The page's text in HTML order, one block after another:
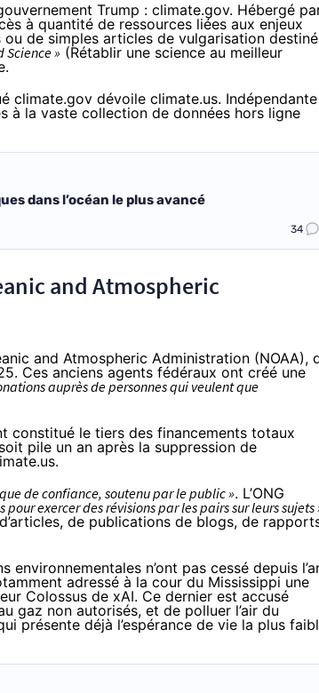
Trump : climate.gov. Hébergé
à quantité de ressources liées aux enjeux
de simples articles de vulgarisation
Science » (Rétablir une science au meilleur
climate.gov dévoile climate.us. Indépendante
à la vaste collection de données hors ligne
dans l’océan le plus avancé
34
and Atmospheric
and Atmospheric Administration (NOAA),
Ces anciens agents fédéraux ont créé une
auprès de personnes qui veulent que
constitué le tiers des financements totaux
pile un an après la suppression de
de confiance, soutenu par le public ». L’ONG
pour exercer des révisions par les pairs sur leurs sujets
de publications de blogs, de
n’ont pas cessé depuis
adressé à la cour du Mississippi une
Colossus de xAI. Ce dernier est accusé
gaz non autorisés, et de polluer l’air du
présente déjà l’espérance de vie la plus